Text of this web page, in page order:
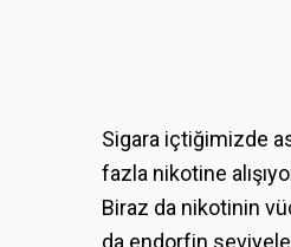
Sigara içtiğimizde
fazla nikotine
Biraz da nikotinin
da endorfin